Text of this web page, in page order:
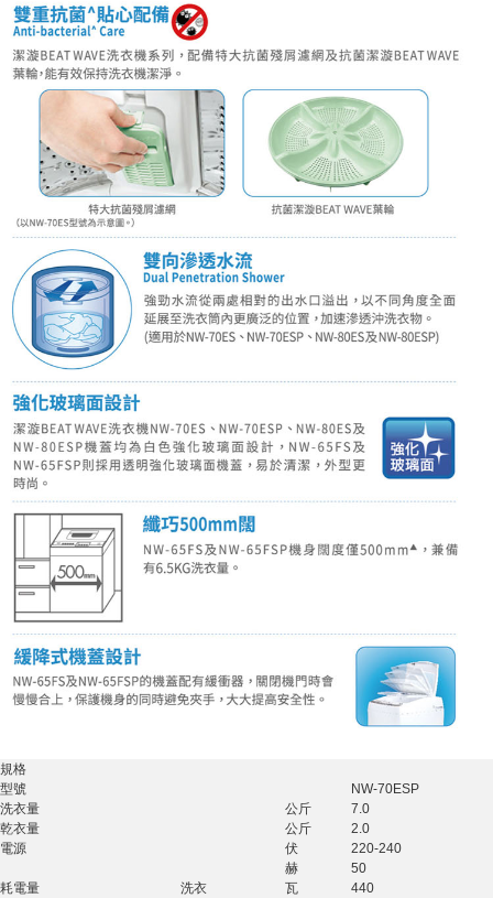
規格
型號
NW-70ESP
洗衣量
公斤
7.0
乾衣量
公斤
2.0
電源
伏
220-240
赫
50
耗電量
洗衣 瓦
440